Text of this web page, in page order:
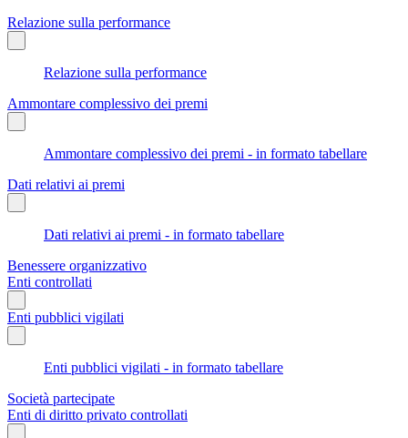
Relazione sulla performance
Relazione sulla performance
Ammontare complessivo dei premi
Ammontare complessivo dei premi - in formato tabellare
Dati relativi ai premi
Dati relativi ai premi - in formato tabellare
Benessere organizzativo
Enti controllati
Enti pubblici vigilati
Enti pubblici vigilati - in formato tabellare
Società partecipate
Enti di diritto privato controllati